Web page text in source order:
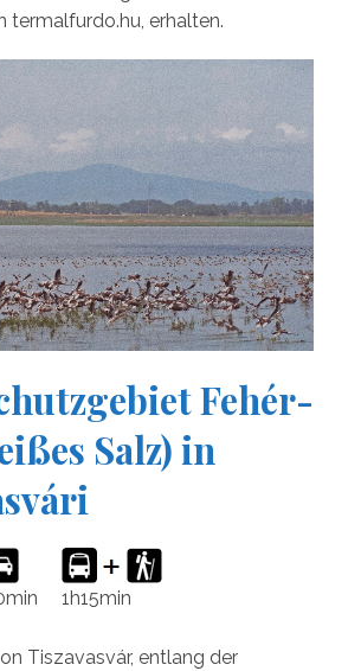
termalfurdo.hu, erhalten.
Fehér-
Salz) in
1h15min
Tiszavasvár, entlang der